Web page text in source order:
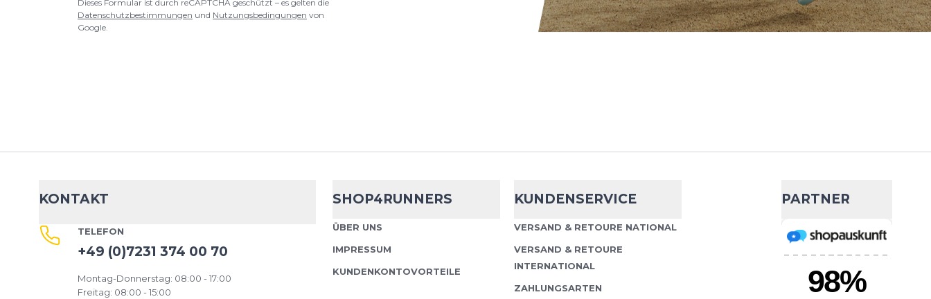
Dieses Formular ist durch reCAPTCHA geschützt – es gelten die
Datenschutzbestimmungen und Nutzungsbedingungen von
Google.
KONTAKT
TELEFON
+49 (0)7231 374 00 70
Montag-Donnerstag: 08:00 - 17:00
Freitag: 08:00 - 15:00
SHOP4RUNNERS
ÜBER UNS
IMPRESSUM
KUNDENKONTOVORTEILE
KUNDENSERVICE
VERSAND & RETOURE NATIONAL
VERSAND & RETOURE
INTERNATIONAL
ZAHLUNGSARTEN
PARTNER